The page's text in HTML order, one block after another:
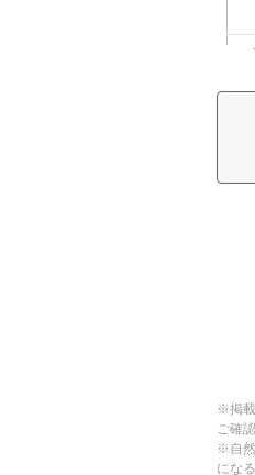
※掲
ご確
※自
にな